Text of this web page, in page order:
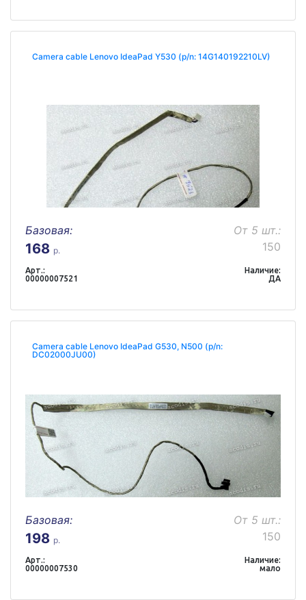
Camera cable Lenovo IdeaPad Y530 (p/n: 14G140192210LV)
Базовая:
168 р.
От 5 шт.:
150
Арт.:
00000007521
Наличие:
ДА
Camera cable Lenovo IdeaPad G530, N500 (p/n:
DC02000JU00)
Базовая:
198 р.
От 5 шт.:
150
Арт.:
00000007530
Наличие:
мало